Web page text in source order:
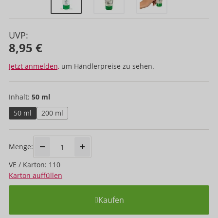
UVP:
8,95 €
Jetzt anmelden, um Händlerpreise zu sehen.
Inhalt: 50 ml
50 ml
200 ml
Menge:
VE / Karton: 110
Karton auffüllen
Kaufen